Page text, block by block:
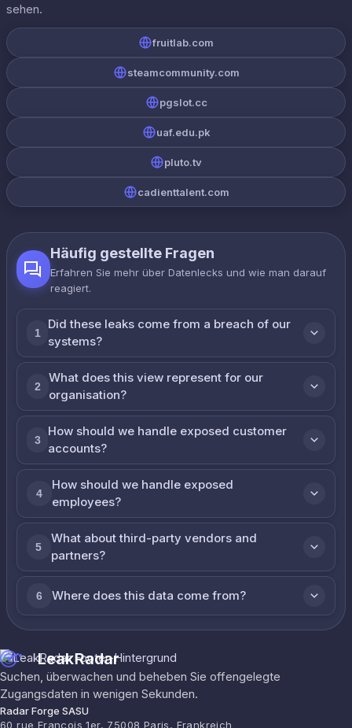
sehen.
fruitlab.com
steamcommunity.com
pgslot.cc
uaf.edu.pk
pluto.tv
cadienttalent.com
Häufig gestellte Fragen
Erfahren Sie mehr über Datenlecks und wie man darauf
reagiert.
1
Did these leaks come from a breach of our
systems?
2
What does this view represent for our
organisation?
3
How should we handle exposed customer
accounts?
4
How should we handle exposed
employees?
5
What about third-party vendors and
partners?
6 Where does this data come from?
LeakRadar
Suchen, überwachen und beheben Sie offengelegte
Zugangsdaten in wenigen Sekunden.
Radar Forge SASU
60 rue François 1er, 75008 Paris, Frankreich